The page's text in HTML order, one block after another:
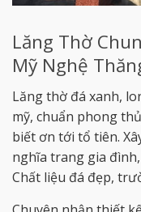
Lăng Thờ
Mỹ Nghệ
Lăng thờ đá xanh,
mỹ, chuẩn phong
biết ơn tới tổ tiên.
nghĩa trang gia
Chất liệu đá đẹp,